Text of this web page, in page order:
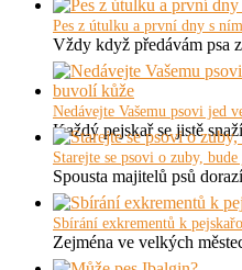
Pes z útulku a první dny s ním
Vždy když předávám psa
Nedávejte Vašemu psovi jed
Každý pejskař se jistě
Starejte se psovi o zuby,
Spousta majitelů psů
Sbírání exkrementů k
Zejména ve velkých